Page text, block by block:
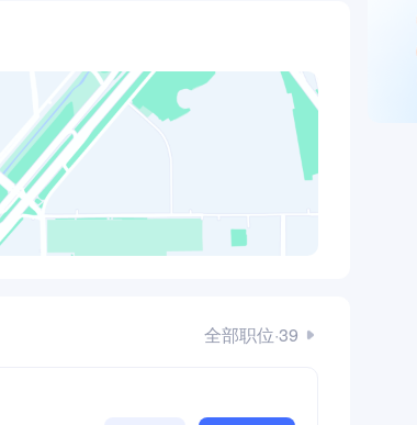
全部职位·39